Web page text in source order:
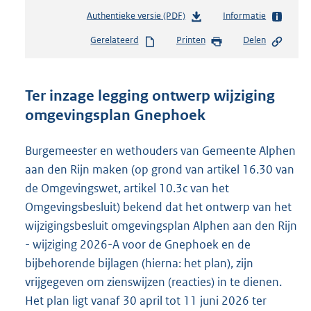
Authentieke versie (PDF)b
s
d
s
r
o
t
t
2
1
8
b
Informatie
Gerelateerd Printen Delen
Ter inzage legging ontwerp wijziging
omgevingsplan Gnephoek
Burgemeester en wethouders van Gemeente Alphen
aan den Rijn maken (op grond van artikel 16.30 van
de Omgevingswet, artikel 10.3c van het
Omgevingsbesluit) bekend dat het ontwerp van het
wijzigingsbesluit omgevingsplan Alphen aan den Rijn
- wijziging 2026-A voor de Gnephoek en de
bijbehorende bijlagen (hierna: het plan), zijn
vrijgegeven om zienswijzen (reacties) in te dienen.
Het plan ligt vanaf 30 april tot 11 juni 2026 ter